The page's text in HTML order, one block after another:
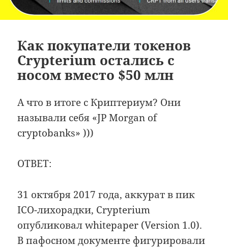
Как покупатели токенов
Crypterium остались с
носом вместо $50 млн
А что в итоге с Криптериум? Они
называли себя «JP Morgan of
cryptobanks» )))
ОТВЕТ:
31 октября 2017 года, аккурат в пик
ICO-лихорадки, Crypterium
опубликовал whitepaper (Version 1.0).
В пафосном документе фигурировали